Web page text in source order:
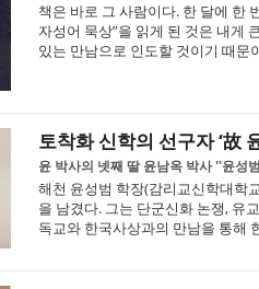
책은 바로 그 사람이다. 한 달에 한
자성어 묵상”을 읽게 된 것은 내게
있는 만남으로 인도할 것이기 때문
토착화 신학의 선구자 ‘故
윤 박사의 넷째 딸 윤남옥 박사 ''윤성
해천 윤성범 학장(감리교신학대학
을 남겼다. 그는 단군신화 논쟁, 유
독교와 한국사상과의 만남을 통해